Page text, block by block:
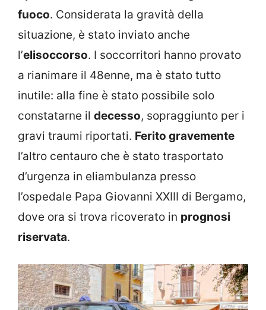
fuoco. Considerata la gravità della
situazione, è stato inviato anche
l’elisoccorso. I soccorritori hanno provato
a rianimare il 48enne, ma è stato tutto
inutile: alla fine è stato possibile solo
constatarne il decesso, sopraggiunto per i
gravi traumi riportati. Ferito gravemente
l’altro centauro che è stato trasportato
d’urgenza in eliambulanza presso
l’ospedale Papa Giovanni XXIII di Bergamo,
dove ora si trova ricoverato in prognosi
riservata.